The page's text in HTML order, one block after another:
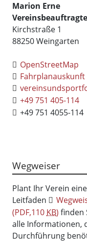
Marion Erne
Vereinsbeauftragte
Kirchstraße 1
88250Weingarten
OpenStreetMap
Fahrplanauskunft
+49 751 405-114
+49 751 4055-114
Wegweiser
Plant Ihr Verein
Leitfaden
(PDF,110 KB) finden
alle Informationen,
Durchführung